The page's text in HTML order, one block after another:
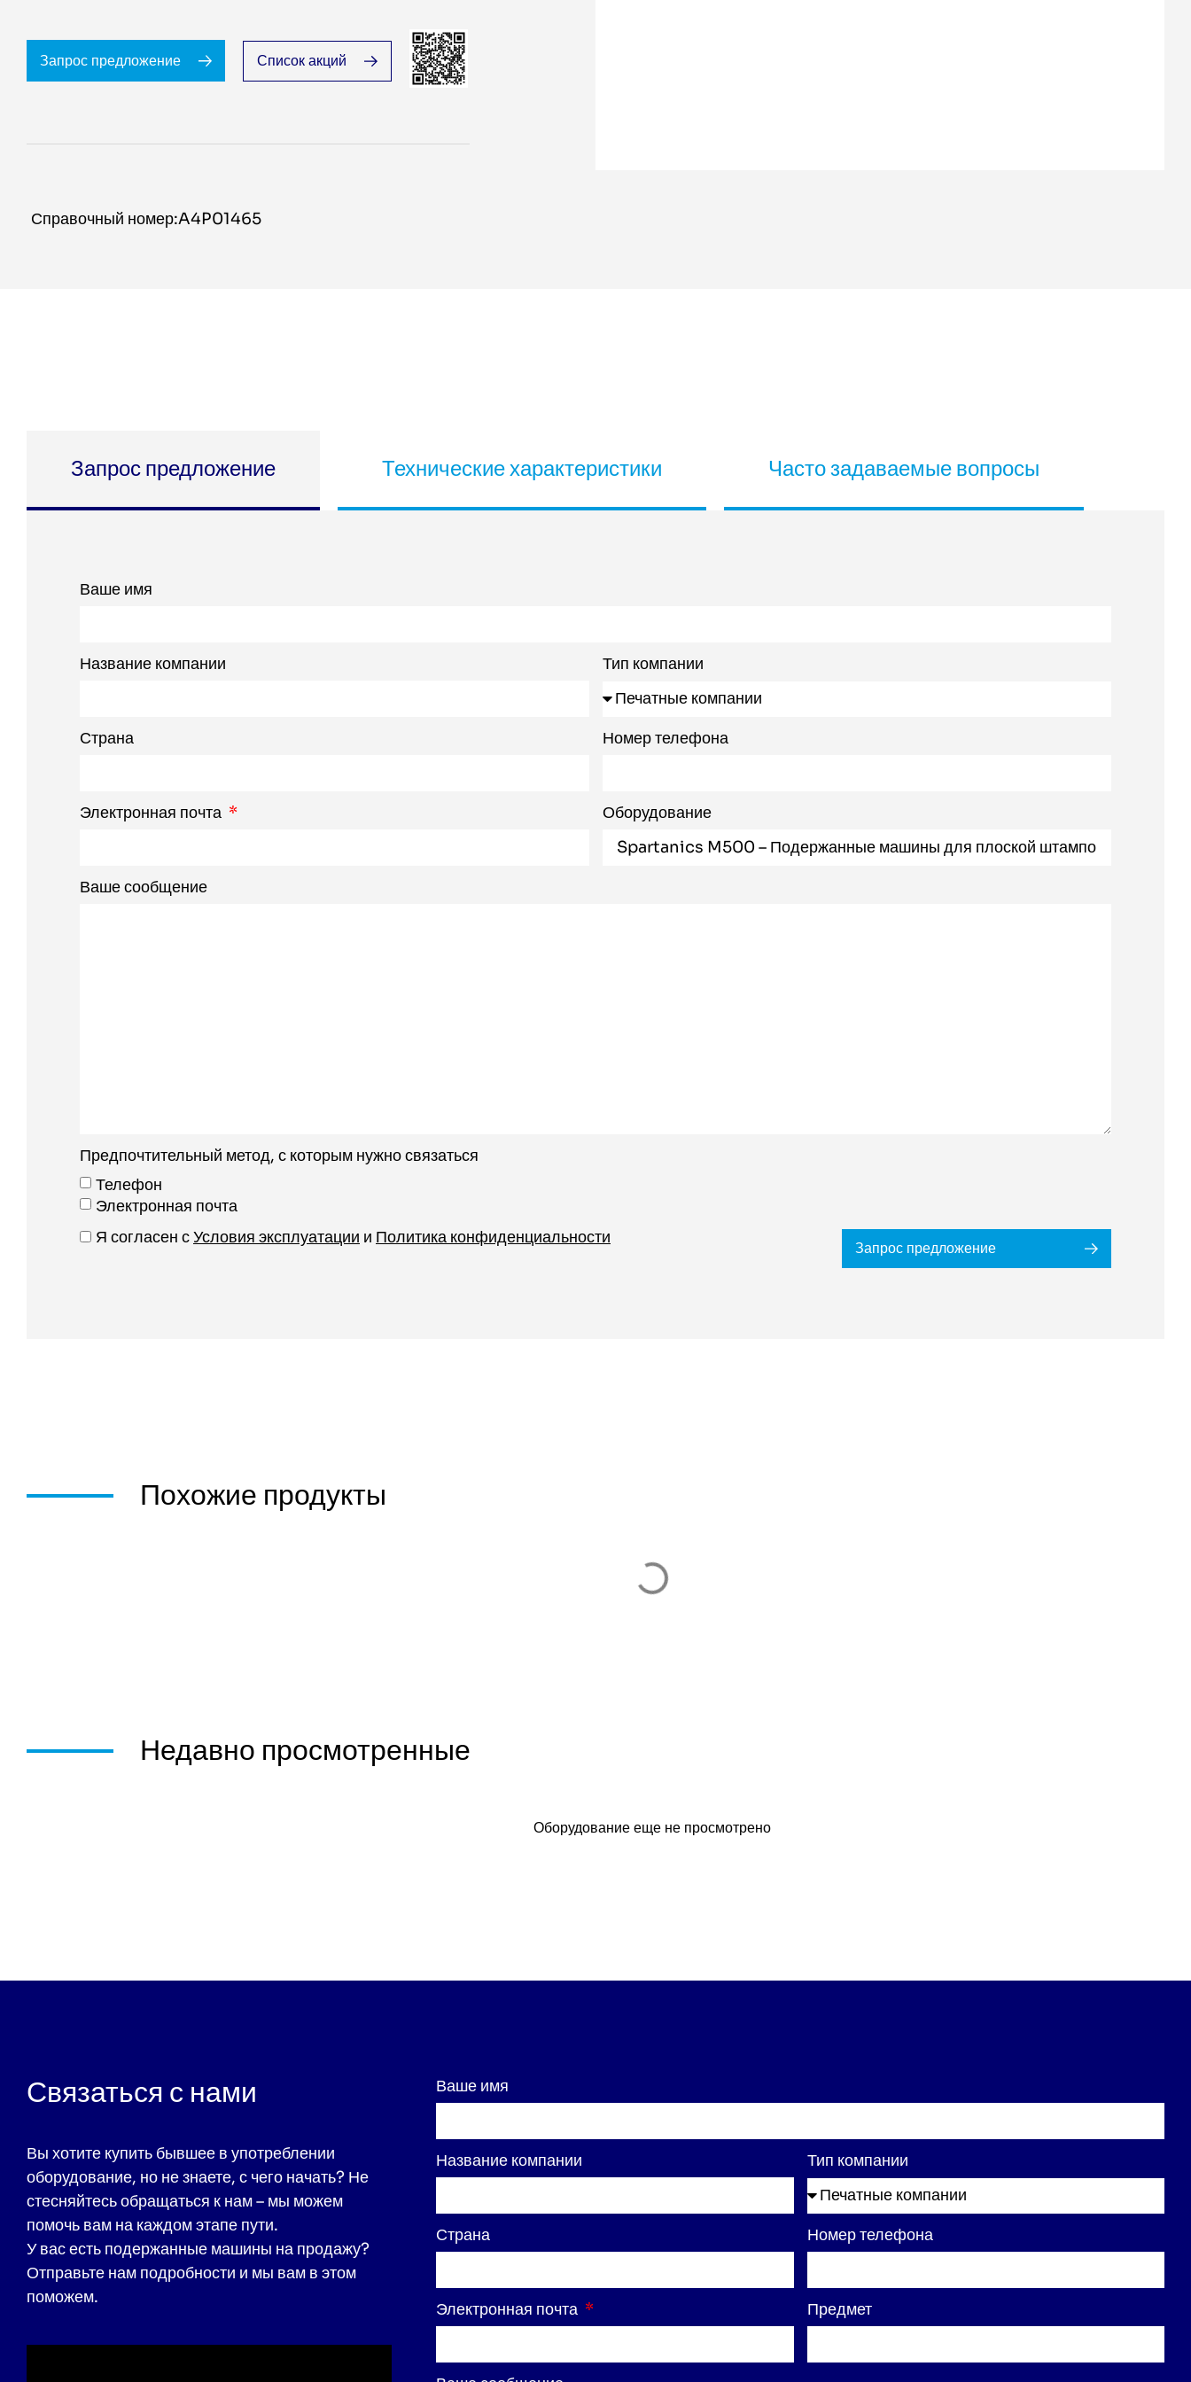
Запрос предложение Список акций
Справочный номер:A4P01465
Запрос предложение Технические характеристики Часто задаваемые вопросы
Ваше имя
Название компании Тип компании
Страна Номер телефона
Электронная почта Оборудование
Ваше сообщение
Предпочтительный метод, с которым нужно связаться
Телефон
Электронная почта
Я согласен сУсловия эксплуатации и Политика конфиденциальности
Запрос предложение
Похожие продукты
Недавно просмотренные
Оборудование еще не просмотрено
Связаться с нами
Вы хотите купить бывшее в употреблении
оборудование, но не знаете, с чего начать? Не
стесняйтесь обращаться к нам – мы можем
помочь вам на каждом этапе пути.
У вас есть подержанные машины на продажу?
Отправьте нам подробности и мы вам в этом
поможем.
Ваше имя
Название компании Тип компании
Страна Номер телефона
Электронная почта Предмет